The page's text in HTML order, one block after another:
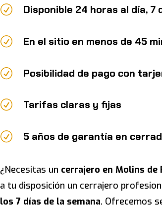
R Disponible 24 horas al día, 7
R En el sitio en menos de 45
R Posibilidad de pago con
R Tarifas claras y fijas
R 5 años de garantía en
¿Necesitas un cerrajero en Molins de
a tu disposición un cerrajero
los 7 días de la semana. Ofrecemos